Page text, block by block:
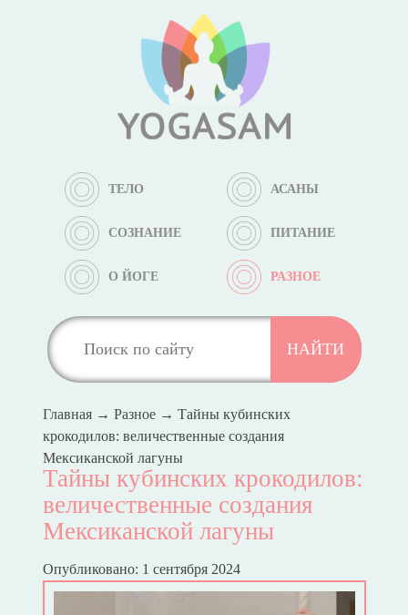
ТЕЛО АСАНЫ
СОЗНАНИЕ ПИТАНИЕ
О ЙОГЕ РАЗНОЕ
Главная→ Разное→ Тайны кубинских
крокодилов: величественные создания
Мексиканской лагуны
Тайны кубинских крокодилов:
величественные создания
Мексиканской лагуны
Опубликовано: 1 сентября 2024